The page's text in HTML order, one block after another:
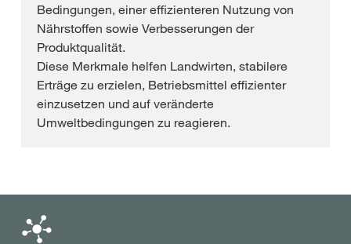
Bedingungen, einer effizienteren Nutzung von
Nährstoffen sowie Verbesserungen der
Produktqualität.
Diese Merkmale helfen Landwirten, stabilere
Erträge zu erzielen, Betriebsmittel effizienter
einzusetzen und auf veränderte
Umweltbedingungen zu reagieren.